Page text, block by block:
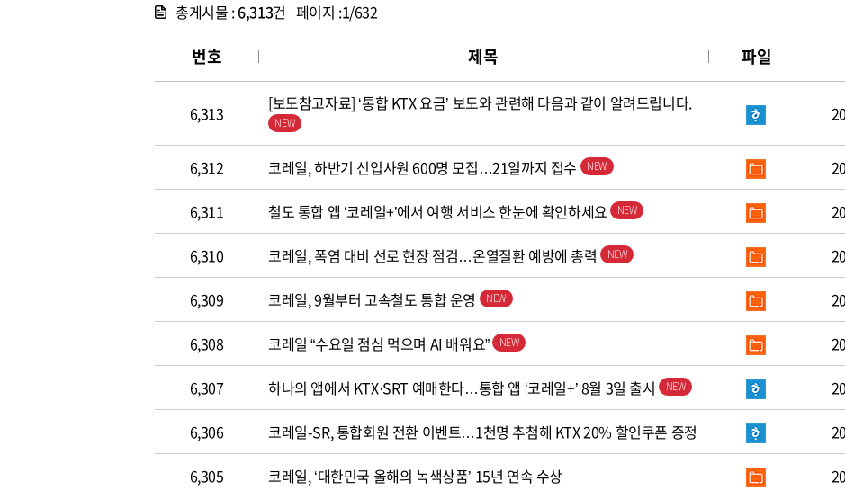
총게시물 :6,313건 페이지 :1/632
번호 제목 파일
6,313 [보도참고자료] ‘통합 KTX 요금’ 보도와 관련해 다음과 같이 알려드립니다.
6,312 코레일, 하반기 신입사원 600명 모집…21일까지 접수
6,311 철도 통합 앱 ‘코레일+’에서 여행 서비스 한눈에 확인하세요
6,310 코레일, 폭염 대비 선로 현장 점검…온열질환 예방에 총력
6,309 코레일, 9월부터 고속철도 통합 운영
6,308 코레일 “수요일 점심 먹으며 AI 배워요”
6,307 하나의 앱에서 KTX·SRT 예매한다…통합 앱 ‘코레일+’ 8월 3일 출시
6,306 코레일-SR, 통합회원 전환 이벤트…1천명 추첨해 KTX 20% 할인쿠폰 증정
6,305 코레일, ‘대한민국 올해의 녹색상품’ 15년 연속 수상